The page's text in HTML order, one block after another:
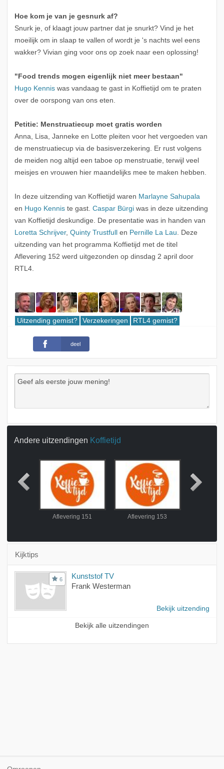
Hoe kom je van je gesnurk af?
Snurk je, of klaagt jouw partner dat je snurkt? Vind je het
moeilijk om in slaap te vallen of wordt je 's nachts wel eens
wakker? Vivian ging voor ons op zoek naar een oplossing!
"Food trends mogen eigenlijk niet meer bestaan"
Hugo Kenniswas vandaag te gast in Koffietijd om te praten
over de oorspong van ons eten.
Petitie: Menstruatiecup moet gratis worden
Anna, Lisa, Janneke en Lotte pleiten voor het vergoeden van
de menstruatiecup via de basisverzekering. Er rust volgens
de meiden nog altijd een taboe op menstruatie, terwijl veel
meisjes en vrouwen hier maandelijks mee te maken hebben.
In deze uitzending van Koffietijd waren Marlayne Sahupala
en Hugo Kenniste gast. Caspar Bürgiwas in deze uitzending
van Koffietijd deskundige. De presentatie was in handen van
Loretta Schrijver, Quinty Trustfull en Pernille La Lau. Deze
uitzending van het programma Koffietijd met de titel
Aflevering 152 werd uitgezonden op dinsdag 2 april door
RTL4.
Uitzending gemist? Verzekeringen RTL4 gemist?
deel
Andere uitzendingen Koffietijd
Aflevering 151 Aflevering 153
Kijktips
6
Kunststof TV
Frank Westerman
Bekijk uitzending
Bekijk alle uitzendingen